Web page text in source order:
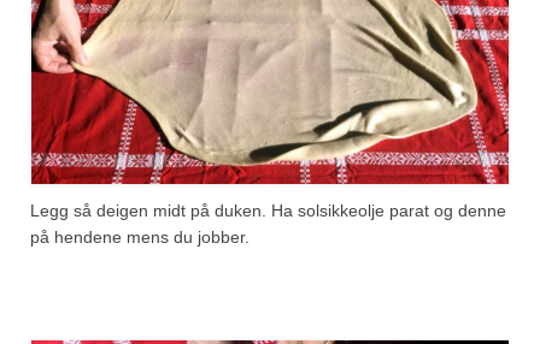
Legg så deigen midt på duken. Ha solsikkeolje parat og denne
på hendene mens du jobber.